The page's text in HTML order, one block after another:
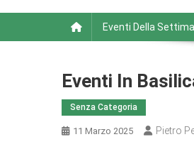
Eventi Della
Eventi In
Senza Categoria
11 Marzo 2025 Pietro